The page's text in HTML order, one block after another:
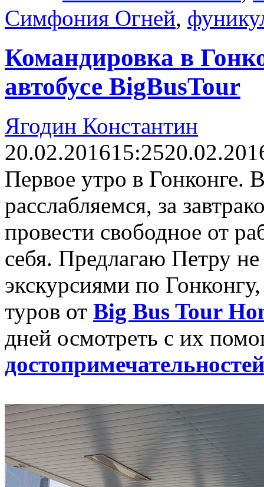
Симфония Огней,
Командировка в
автобусе BigBusTour
Ягодин Константин
20.02.201615:25
Первое утро в Гонконге.
расслабляемся, за
провести свободное от
себя. Предлагаю Петру
экскурсиями по
туров от Big Bus Tour
дней осмотреть с их